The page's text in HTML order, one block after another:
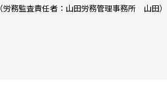
（労務監査責任者：山田労務管理事務所 山田）